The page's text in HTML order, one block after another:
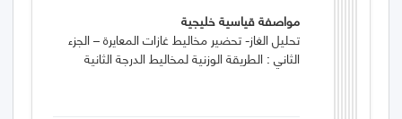
مواصفة قياسية خليجية
تحليل الغاز- تحضير مخاليط غازات المعايرة – الجزء
الثاني : الطريقة الوزنية لمخاليط الدرجة الثانية